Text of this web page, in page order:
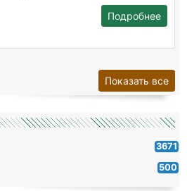
3671
500
Подробнее
Показать все